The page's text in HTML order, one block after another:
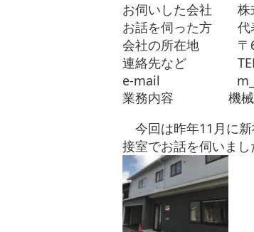
お伺いした会社 株
お話を伺った方
会社の所在地 〒
連絡先など
e-mail
業務内容 機械工
今回は昨年11月に
接室でお話を伺いまし